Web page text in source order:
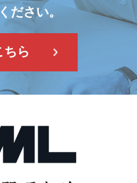
ださい。
ちら